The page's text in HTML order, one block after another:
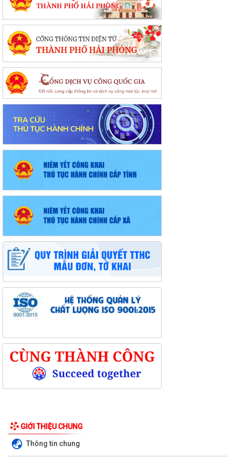
GIỚI THIỆU CHUNG
Thông tin chung
Kỳ họp thứ ba (kỳ họp thường lệ giữa năm 2026) Hội đồng nhân dân
phường Trần Hưng Đạo khóa II,...
Phường Trần Hưng Đạo tham dự hội nghị toàn quốc nghiên cứu, học
tập, quán triệt và triển khai thực...